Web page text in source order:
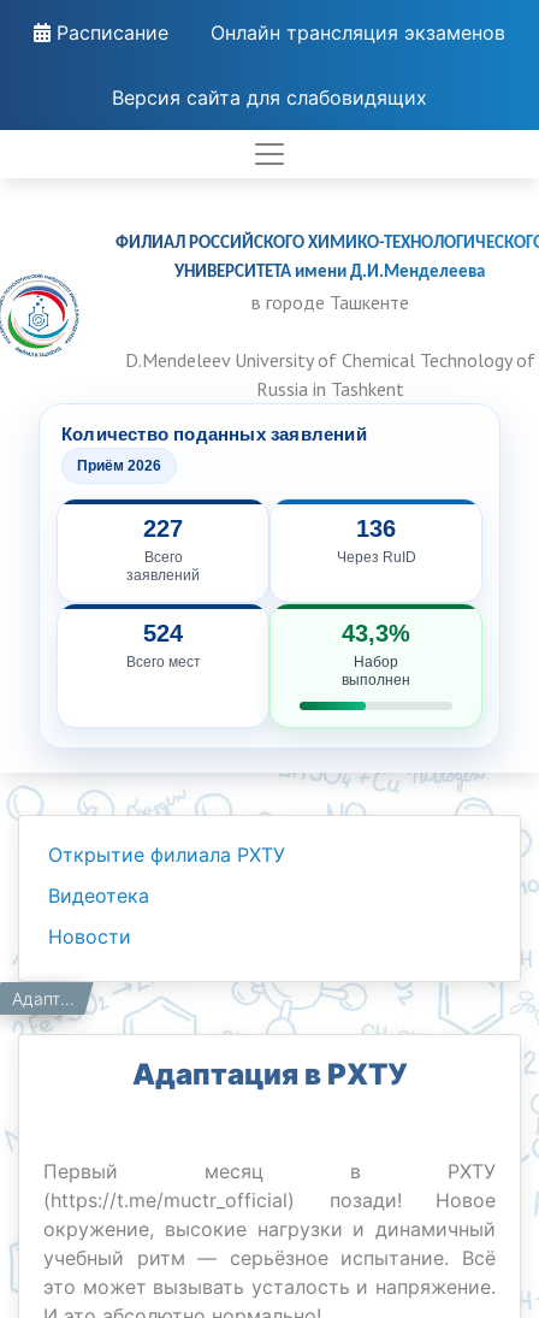
Расписание Онлайн трансляция экзаменов
Версия сайта для слабовидящих
ФИЛИАЛ РОССИЙСКОГО ХИМИКО-
УНИВЕРСИТЕТА имени Д.И.Менделеева
в городе Ташкенте
D.Mendeleev University of Chemical Technology of
Russia in Tashkent
Количество поданных заявлений
Приём 2026
227
Всего
заявлений
136
Через RuID
524
Всего мест
43,3%
Набор
выполнен
Открытие филиала РХТУ
Видеотека
Новости
Главная
Работникам
Новости Адаптация в РХТУ
Адаптация в РХТУ
Первый месяц в РХТУ
(https://t.me/muctr_official) позади! Новое
окружение, высокие нагрузки и динамичный
учебный ритм — серьёзное испытание. Всё
это может вызывать усталость и напряжение.